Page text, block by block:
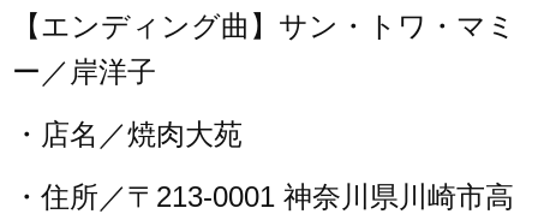
【エンディング曲】サン・トワ・マミ
ー／岸洋子
・店名／焼肉大苑
・住所／〒213-0001 神奈川県川崎市高